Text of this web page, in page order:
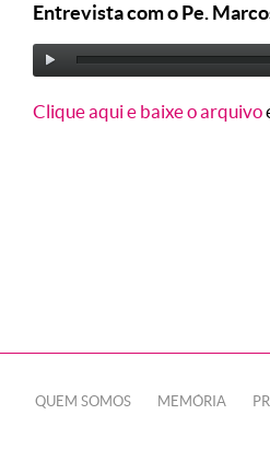
Entrevista com o Pe.
Clique aqui e baixe o arquivo
QUEM SOMOS MEMÓRIA